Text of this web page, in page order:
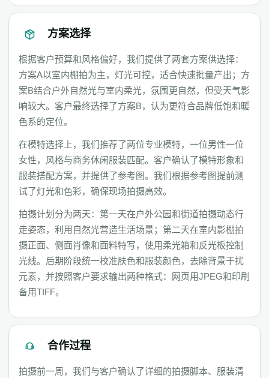
方案选择
根据客户预算和风格偏好，我们提供了两套方案供选择：
方案A以室内棚拍为主，灯光可控，适合快速批量产出；方
案B结合户外自然光与室内柔光，氛围更自然，但受天气影
响较大。客户最终选择了方案B，认为更符合品牌低饱和暖
色系的定位。
在模特选择上，我们推荐了两位专业模特，一位男性一位
女性，风格与商务休闲服装匹配。客户确认了模特形象和
服装搭配方案，并提供了参考图。我们根据参考图提前测
试了灯光和色彩，确保现场拍摄高效。
拍摄计划分为两天：第一天在户外公园和街道拍摄动态行
走姿态，利用自然光营造生活场景；第二天在室内影棚拍
摄正面、侧面肖像和面料特写，使用柔光箱和反光板控制
光线。后期阶段统一校准肤色和服装颜色，去除背景干扰
元素，并按照客户要求输出两种格式：网页用JPEG和印刷
备用TIFF。
合作过程
拍摄前一周，我们与客户确认了详细的拍摄脚本、服装清